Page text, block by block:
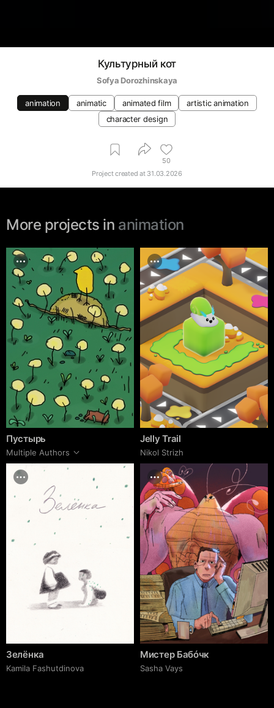
Культурный кот
Sofya Dorozhinskaya
animation animatic animated film
artistic animation
character design
50
Project created at 31.03.2026
More projects in animation
Пустырь
Multiple Authors
Jelly Trail
Nikol Strizh
Зелёнка
Kamila Fashutdinova
Мистер Бабóчк
Sasha Vays